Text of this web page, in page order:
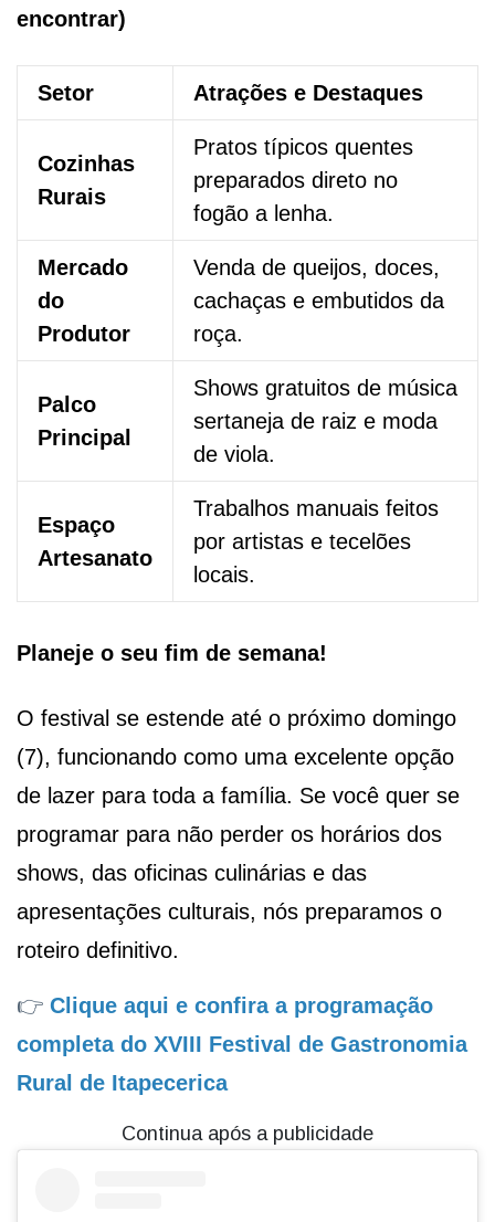
encontrar)
Setor Atrações e Destaques
Cozinhas
Rurais
Pratos típicos quentes
preparados direto no
fogão a lenha.
Mercado
do
Produtor
Venda de queijos, doces,
cachaças e embutidos da
roça.
Palco
Principal
Shows gratuitos de música
sertaneja de raiz e moda
de viola.
Espaço
Artesanato
Trabalhos manuais feitos
por artistas e tecelões
locais.
Planeje o seu fim de semana!
O festival se estende até o próximo domingo
(7), funcionando como uma excelente opção
de lazer para toda a família. Se você quer se
programar para não perder os horários dos
shows, das oficinas culinárias e das
apresentações culturais, nós preparamos o
roteiro definitivo.
👉 Clique aqui e confira a programação
completa do XVIII Festival de Gastronomia
Rural de Itapecerica
Continua após a publicidade